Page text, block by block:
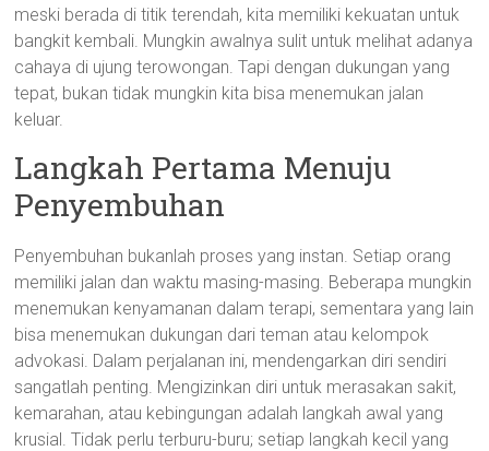
meski berada di titik terendah, kita memiliki kekuatan untuk
bangkit kembali. Mungkin awalnya sulit untuk melihat adanya
cahaya di ujung terowongan. Tapi dengan dukungan yang
tepat, bukan tidak mungkin kita bisa menemukan jalan
keluar.
Langkah Pertama Menuju
Penyembuhan
Penyembuhan bukanlah proses yang instan. Setiap orang
memiliki jalan dan waktu masing-masing. Beberapa mungkin
menemukan kenyamanan dalam terapi, sementara yang lain
bisa menemukan dukungan dari teman atau kelompok
advokasi. Dalam perjalanan ini, mendengarkan diri sendiri
sangatlah penting. Mengizinkan diri untuk merasakan sakit,
kemarahan, atau kebingungan adalah langkah awal yang
krusial. Tidak perlu terburu-buru; setiap langkah kecil yang